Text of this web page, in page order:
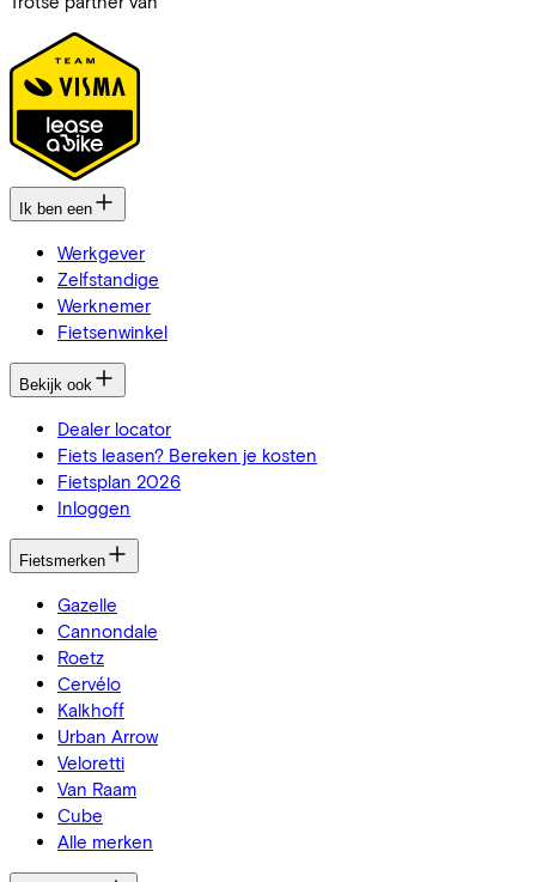
Ik ben een
Werkgever
Zelfstandige
Werknemer
Fietsenwinkel
Bekijk ook
Dealer locator
Fiets leasen? Bereken je kosten
Fietsplan 2026
Inloggen
Fietsmerken
Gazelle
Cannondale
Roetz
Cervélo
Kalkhoff
Urban Arrow
Veloretti
Van Raam
Cube
Alle merken